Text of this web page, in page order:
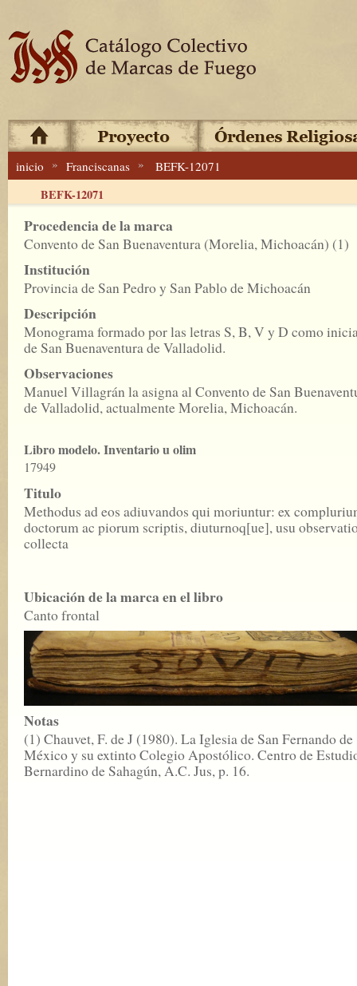
inicio » Franciscanas » BEFK-12071
BEFK-12071
Procedencia de la marca
Convento de San Buenaventura (Morelia, Michoacán) (1)
Institución
Provincia de San Pedro y San Pablo de Michoacán
Descripción
Monograma formado por las letras S, B, V y D como
de San Buenaventura de Valladolid.
Observaciones
Manuel Villagrán la asigna al Convento de San
de Valladolid, actualmente Morelia, Michoacán.
Libro modelo. Inventario u olim
17949
Titulo
Methodus ad eos adiuvandos qui moriuntur: ex
doctorum ac piorum scriptis, diuturnoq[ue], usu
collecta
Ubicación de la marca en el libro
Canto frontal
Notas
(1) Chauvet, F. de J (1980). La Iglesia de San Fernando de
México y su extinto Colegio Apostólico. Centro de
Bernardino de Sahagún, A.C. Jus, p. 16.